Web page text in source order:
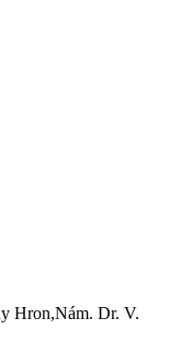
Hron,Nám. Dr. V.